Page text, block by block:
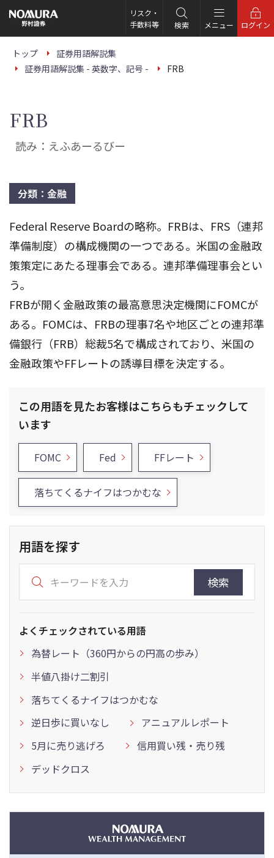
の
ー
リスク・
手数料等
検索 メニュー ログイン
トップ
証券用語解説集
証券用語解説集 - 英数字、記号 -
FRB
FRB
読み：えふあーるびー
分類：金融
Federal Reserve Boardの略称。FRBは、FRS（連邦
準備制度）の構成機関の一つである。米国の金融政
策策定にあたる理事会である。連邦準備理事会とい
う。
FRBが開く金融政策の最高意思決定機関にFOMCが
ある。FOMCは、FRBの理事7名や地区ごとの連邦準
備銀行（FRB）総裁5名で構成されており、米国の
金融政策やFFレートの誘導目標を決定する。
この用語を見たお客様はこちらもチェックして
います
FOMC Fed FFレート
落ちてくるナイフはつかむな
用語を探す
検索
よくチェックされている用語
為替レート（360円からの円高の歩み）
半値八掛け二割引
落ちてくるナイフはつかむな
逆日歩に買いなし
アニュアルレポート
5月に売り逃げろ
信用買い残・売り残
デッドクロス